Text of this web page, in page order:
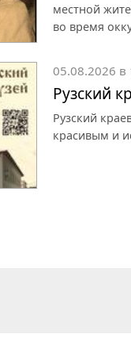
местной
во время
05.08.2026 в
Рузский
Рузский
красивым и